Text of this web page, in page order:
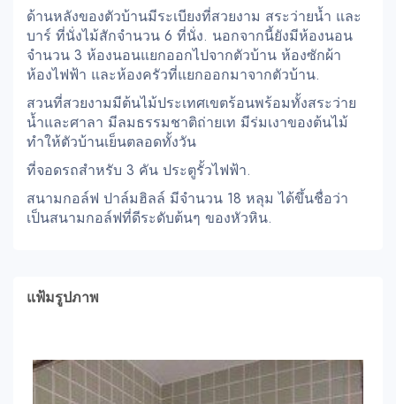
ด้านหลังของตัวบ้านมีระเบียงที่สวยงาม สระว่ายน้ำ และ
บาร์ ที่นั่งไม้สักจำนวน 6 ที่นั่ง. นอกจากนี้ยังมีห้องนอน
จำนวน 3 ห้องนอนแยกออกไปจากตัวบ้าน ห้องซักผ้า
ห้องไฟฟ้า และห้องครัวที่แยกออกมาจากตัวบ้าน.
สวนที่สวยงามมีต้นไม้ประเทศเขตร้อนพร้อมทั้งสระว่าย
น้ำและศาลา มีลมธรรมชาติถ่ายเท มีร่มเงาของต้นไม้
ทำให้ตัวบ้านเย็นตลอดทั้งวัน
ที่จอดรถสำหรับ 3 คัน ประตูรั้วไฟฟ้า.
สนามกอล์ฟ ปาล์มฮิลล์ มีจำนวน 18 หลุม ได้ขึ้นชื่อว่า
เป็นสนามกอล์ฟที่ดีระดับต้นๆ ของหัวหิน.
แฟ้มรูปภาพ